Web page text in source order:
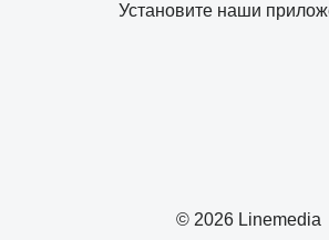
© 2026 Linemedia
Установите наши